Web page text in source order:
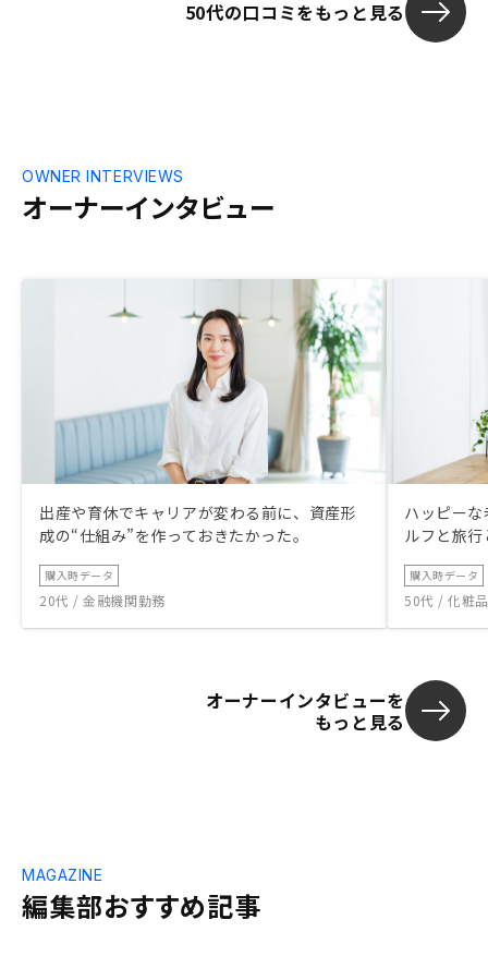
50代の口コミをもっと見る
オーナーインタビュー
OWNER INTERVIEWS
出産や育休でキャリアが変わる前に、資産形
成の“仕組み”を作っておきたかった。
購入時データ
20代 / 金融機関勤務
ハッピー
ルフと旅
購入時データ
50代 / 化粧
オーナーインタビューを
もっと見る
編集部おすすめ記事
MAGAZINE